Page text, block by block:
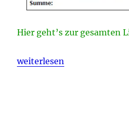
Hier geht’s zur gesamten
„Haushaltsorgen Polizei –
weiterlesen